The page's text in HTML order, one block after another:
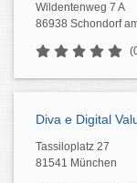
Wildentenweg 7 A
86938 Schondorf
Diva e Digital
Tassiloplatz 27
81541 München